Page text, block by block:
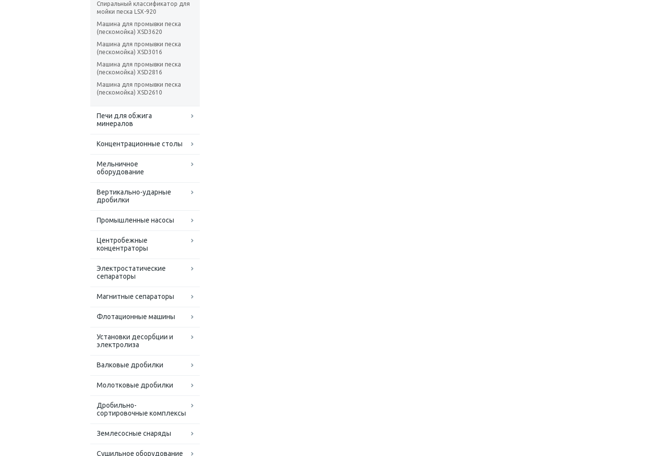
Спиральный классификатор для
мойки песка LSX-920
Машина для промывки песка
(пескомойка) XSD3620
Машина для промывки песка
(пескомойка) XSD3016
Машина для промывки песка
(пескомойка) XSD2816
Машина для промывки песка
(пескомойка) XSD2610
Печи для обжига
минералов
Концентрационные столы
Мельничное
оборудование
Вертикально-ударные
дробилки
Промышленные насосы
Центробежные
концентраторы
Электростатические
сепараторы
Магнитные сепараторы
Флотационные машины
Установки десорбции и
электролиза
Валковые дробилки
Молотковые дробилки
Дробильно-
сортировочные комплексы
Землесосные снаряды
Сушильное оборудование